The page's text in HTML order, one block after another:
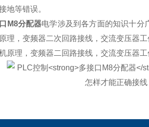
地等错误。
M8分配器电学涉及到各方面的知识十分
理，变频器二次回路接线，交流变压器
原理，变频器二回路接线，交流变压器